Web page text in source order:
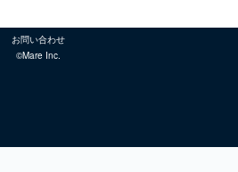
お問い合わせ
©Mare Inc.